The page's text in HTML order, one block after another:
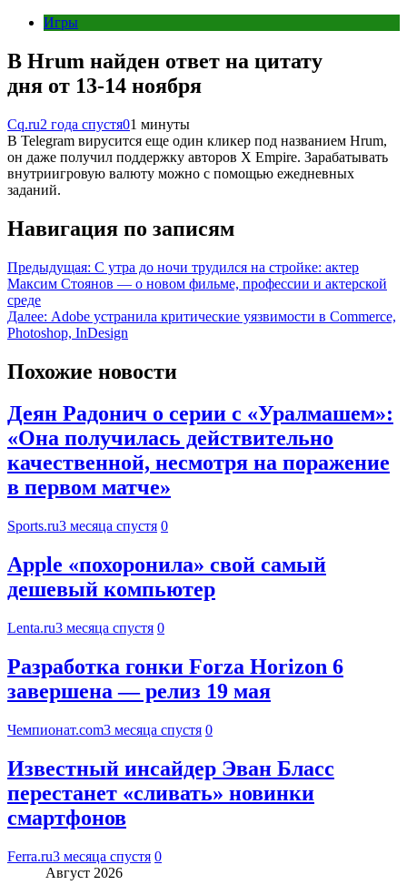
Игры
В Hrum найден ответ на цитату
дня от 13-14 ноября
Cq.ru2 года спустя01 минуты
В Telegram вирусится еще один кликер под названием Hrum,
он даже получил поддержку авторов X Empire. Зарабатывать
внутриигровую валюту можно с помощью ежедневных
заданий.
Навигация по записям
Предыдущая: С утра до ночи трудился на стройке: актер
Максим Стоянов — о новом фильме, профессии и актерской
среде
Далее: Adobe устранила критические уязвимости в Commerce,
Photoshop, InDesign
Похожие новости
Деян Радонич о серии с «Уралмашем»:
«Она получилась действительно
качественной, несмотря на поражение
в первом матче»
Sports.ru3 месяца спустя 0
Apple «похоронила» свой самый
дешевый компьютер
Lenta.ru3 месяца спустя 0
Разработка гонки Forza Horizon 6
завершена — релиз 19 мая
Чемпионат.com3 месяца спустя 0
Известный инсайдер Эван Бласс
перестанет «сливать» новинки
смартфонов
Ferra.ru3 месяца спустя 0
Август 2026